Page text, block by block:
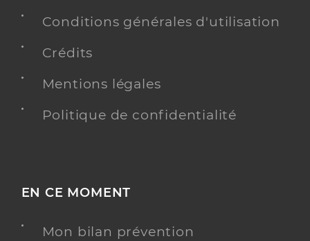
Conditions générales d'utilisation
Crédits
Mentions légales
Politique de confidentialité
EN CE MOMENT
Mon bilan prévention